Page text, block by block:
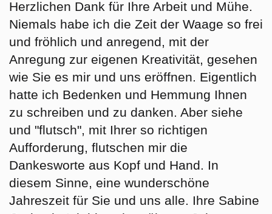
Herzlichen Dank für Ihre Arbeit und Mühe.
Niemals habe ich die Zeit der Waage so frei
und fröhlich und anregend, mit der
Anregung zur eigenen Kreativität, gesehen
wie Sie es mir und uns eröffnen. Eigentlich
hatte ich Bedenken und Hemmung Ihnen
zu schreiben und zu danken. Aber siehe
und "flutsch", mit Ihrer so richtigen
Aufforderung, flutschen mir die
Dankesworte aus Kopf und Hand. In
diesem Sinne, eine wunderschöne
Jahreszeit für Sie und uns alle. Ihre Sabine